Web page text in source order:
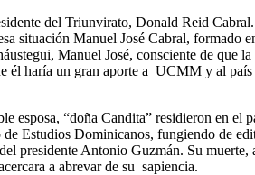
del Triunvirato, Donald Reid
situación Manuel José Cabral,
Manuel José, consciente de
él haría un gran aporte a UCMM y al
esposa, “doña Candita” residieron en el
Estudios Dominicanos, fungiendo de
presidente Antonio Guzmán. Su
a abrevar de su sapiencia.